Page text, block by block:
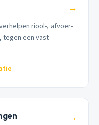
→
riool-, afvoer-
tegen een vast
→